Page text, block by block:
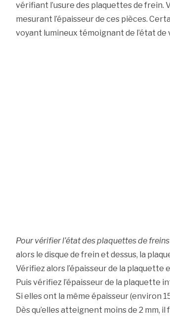
vérifiant l’usure des plaquettes de frein.
mesurant l’épaisseur de ces pièces.
voyant lumineux témoignant de l’état de
Pour vérifier l’état des plaquettes de freins
alors le disque de frein et dessus, la
Vérifiez alors l’épaisseur de la plaquette
Puis vérifiez l’épaisseur de la plaquette
Si elles ont la même épaisseur (environ
Dès qu’elles atteignent moins de 2 mm, il